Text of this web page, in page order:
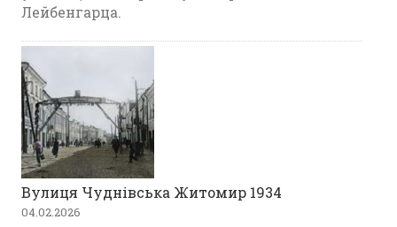
Лейбенгарца.
Вулиця Чуднівська Житомир 1934
04.02.2026